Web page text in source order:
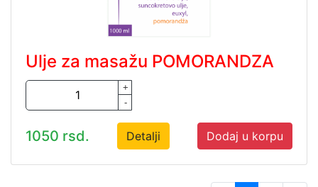
Ulje za masažu POMORANDZA
+
-
1050 rsd. Detalji Dodaj u korpu